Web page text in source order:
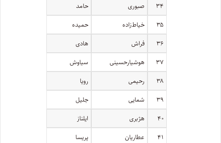
۳۴
صبوری
حامد
۳۵
خیاط‌زاده
حمیده
۳۶
فراش
هادی
۳۷
هوشیار‌حسینی
سیاوش
۳۸
رحیمی
رویا
۳۹
شمایی
جلیل
۴۰
هژبری
ایلناز
۴۱
عطاریان
پریسا